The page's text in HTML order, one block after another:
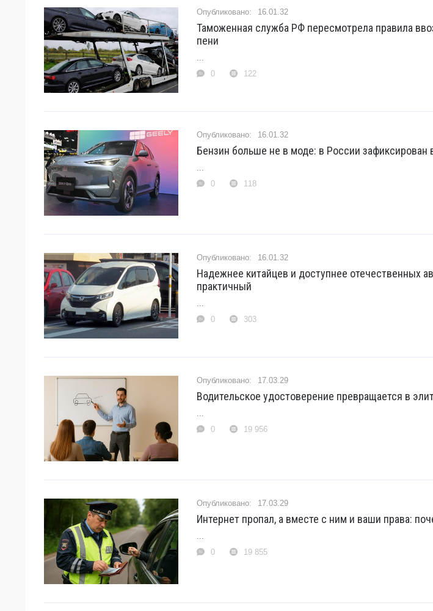
16.01.32
Таможенная служба РФ пересмотрела правила
пени
...
0
122
16.01.32
Бензин больше не в моде: в России зафиксирован
...
0
118
16.01.32
Надежнее китайцев и доступнее отечественных
практичный
...
0
303
17.03.29
Водительское удостоверение превращается в
...
0
19 956
17.03.29
Интернет пропал, а вместе с ним и ваши права:
...
0
19 855